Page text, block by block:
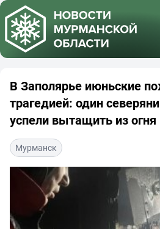
В Заполярье июньские
трагедией: один
успели вытащить из огня
Мурманск